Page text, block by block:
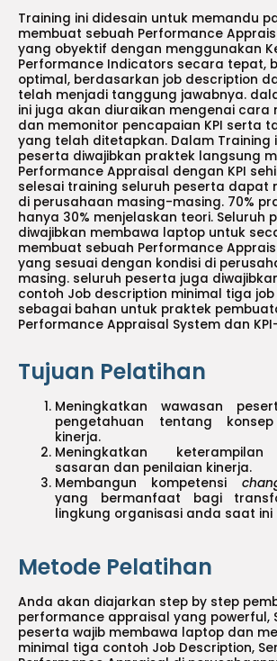
Training ini didesain untuk memandu
membuat sebuah Performance
yang obyektif dengan menggunakan
Performance Indicators secara tepat,
optimal, berdasarkan job description
telah menjadi tanggung jawabnya.
ini juga akan diuraikan mengenai cara
dan memonitor pencapaian KPI serta
yang telah ditetapkan. Dalam Training
peserta diwajibkan praktek langsung
Performance Appraisal dengan KPI
selesai training seluruh peserta dapat
di perusahaan masing-masing. 70%
hanya 30% menjelaskan teori. Seluruh
diwajibkan membawa laptop untuk
membuat sebuah Performance
yang sesuai dengan kondisi di
masing. seluruh peserta juga
contoh Job description minimal tiga job
sebagai bahan untuk praktek
Performance Appraisal System dan
Tujuan Pelatihan
Meningkatkan wawasan
pengetahuan tentang
kinerja.
Meningkatkan
sasaran dan penilaian kinerja.
Membangun kompetensi
yang bermanfaat bagi
lingkung organisasi anda saat ini
Metode Pelatihan
Anda akan diajarkan step by step
performance appraisal yang powerful,
peserta wajib membawa laptop dan
minimal tiga contoh Job Description,